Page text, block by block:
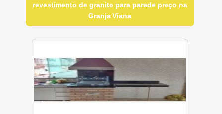
revestimento de granito para parede preço na
Granja Viana